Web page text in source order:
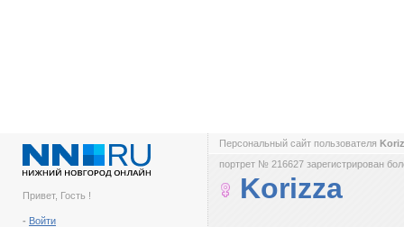
Привет, Гость !
- Войти
Персональный сайт пользователя
портрет № 216627 зарегистрирован
Korizza